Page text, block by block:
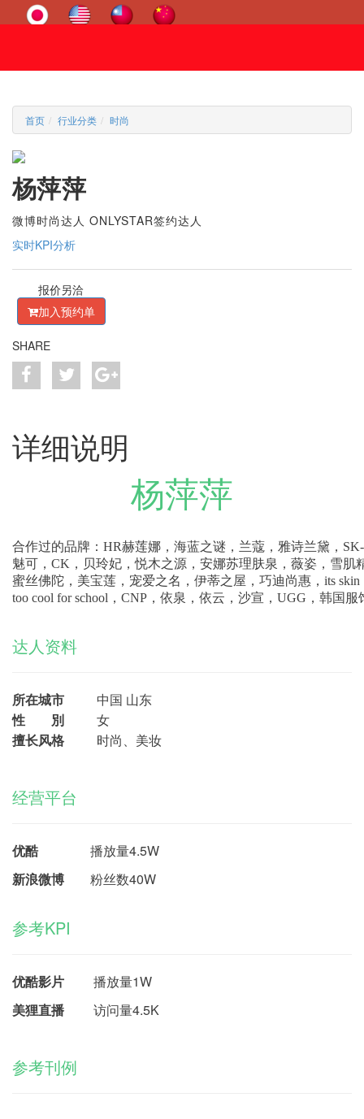
首页 行业分类 时尚
杨萍萍
微博时尚达人 ONLYSTAR签约达人
实时KPI分析
报价另洽
加入预约单
SHARE
详细说明
杨萍萍
合作过的品牌：HR赫莲娜，海蓝之谜，兰蔻，雅诗兰黛，
魅可，CK，贝玲妃，悦木之源，安娜苏理肤泉，薇姿，雪肌
蜜丝佛陀，美宝莲，宠爱之名，伊蒂之屋，巧迪尚惠，its
too cool for school，CNP，依泉，依云，沙宣，UGG，韩国
达人资料
所在城市 中国 山东
性 別 女
擅长风格 时尚、美妆
经营平台
优酷播放量4.5W
新浪微博 粉丝数40W
参考KPI
优酷影片 播放量1W
美狸直播 访问量4.5K
参考刊例